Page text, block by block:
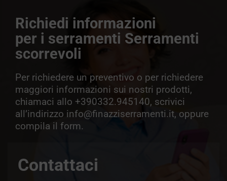
Richiedi informazioni
per i serramenti Serramenti
scorrevoli
Per richiedere un preventivo o per richiedere
maggiori informazioni sui nostri prodotti,
chiamaci allo +390332.945140, scrivici
all’indirizzo info@finazziserramenti.it, oppure
compila il form.
Contattaci